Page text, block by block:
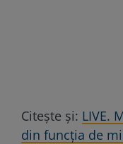
Citește și: LIVE.
din funcția de